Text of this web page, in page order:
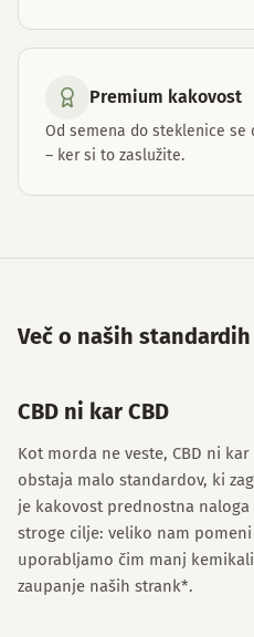
Premium kakovost
Od semena do steklenice
– ker si to zaslužite.
Več o naših standardih
CBD ni kar CBD
Kot morda ne veste, CBD ni
obstaja malo standardov, ki
je kakovost prednostna
stroge cilje: veliko nam
uporabljamo čim manj
zaupanje naših strank*.